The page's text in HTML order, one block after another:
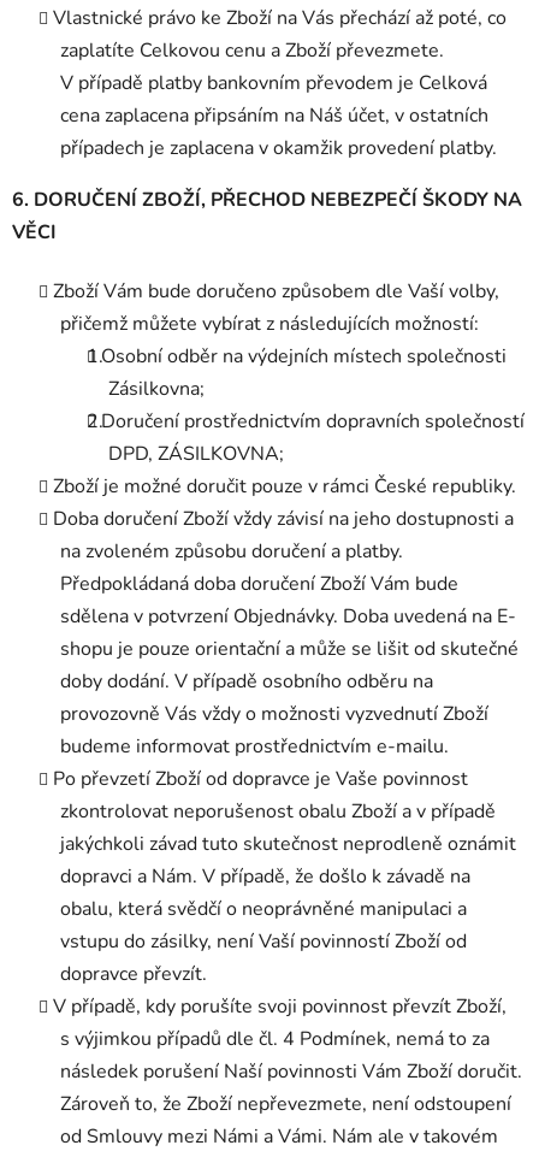
Vlastnické právo ke Zboží na Vás přechází až poté, co
zaplatíte Celkovou cenu a Zboží převezmete.
V případě platby bankovním převodem je Celková
cena zaplacena připsáním na Náš účet, v ostatních
případech je zaplacena v okamžik provedení platby.
6. DORUČENÍ ZBOŽÍ, PŘECHOD NEBEZPEČÍ ŠKODY NA
VĚCI
Zboží Vám bude doručeno způsobem dle Vaší volby,
přičemž můžete vybírat z následujících možností:
Osobní odběr na výdejních místech společnosti
Zásilkovna;
Doručení prostřednictvím dopravních společností
DPD, ZÁSILKOVNA;
Zboží je možné doručit pouze v rámci České republiky.
Doba doručení Zboží vždy závisí na jeho dostupnosti a
na zvoleném způsobu doručení a platby.
Předpokládaná doba doručení Zboží Vám bude
sdělena v potvrzení Objednávky. Doba uvedená na E-
shopu je pouze orientační a může se lišit od skutečné
doby dodání. V případě osobního odběru na
provozovně Vás vždy o možnosti vyzvednutí Zboží
budeme informovat prostřednictvím e-mailu.
Po převzetí Zboží od dopravce je Vaše povinnost
zkontrolovat neporušenost obalu Zboží a v případě
jakýchkoli závad tuto skutečnost neprodleně oznámit
dopravci a Nám. V případě, že došlo k závadě na
obalu, která svědčí o neoprávněné manipulaci a
vstupu do zásilky, není Vaší povinností Zboží od
dopravce převzít.
V případě, kdy porušíte svoji povinnost převzít Zboží,
s výjimkou případů dle čl. 4 Podmínek, nemá to za
následek porušení Naší povinnosti Vám Zboží doručit.
Zároveň to, že Zboží nepřevezmete, není odstoupení
od Smlouvy mezi Námi a Vámi. Nám ale v takovém